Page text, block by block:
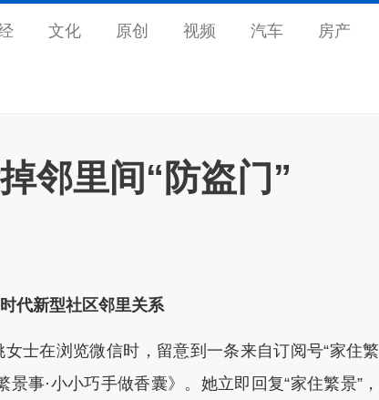
文化 原创 视频 汽车 房产
邻里间“防盗门”
代新型社区邻里关系
在浏览微信时，留意到一条来自订阅号“家住繁
事·小小巧手做香囊》。她立即回复“家住繁景”，